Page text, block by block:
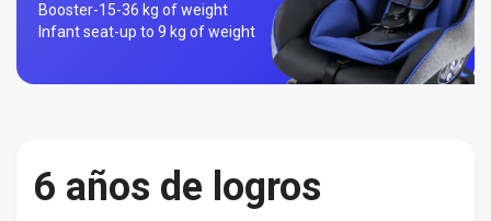
Booster-15-36 kg of weight
Infant seat-up to 9 kg of weight
6 años de logros